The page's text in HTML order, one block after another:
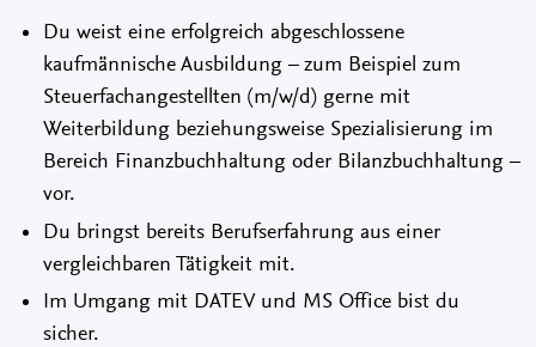
Du weist eine erfolgreich abgeschlossene
kaufmännische Ausbildung – zum Beispiel zum
Steuerfachangestellten (m/w/d) gerne mit
Weiterbildung beziehungsweise Spezialisierung im
Bereich Finanzbuchhaltung oder Bilanzbuchhaltung –
vor.
Du bringst bereits Berufserfahrung aus einer
vergleichbaren Tätigkeit mit.
Im Umgang mit DATEV und MS Office bist du
sicher.